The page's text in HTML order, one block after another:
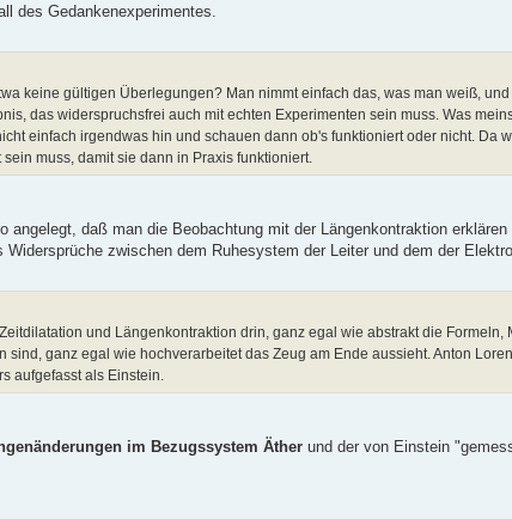
des Gedankenexperimentes.
keine gültigen Überlegungen? Man nimmt einfach das, was man weiß,
das widerspruchsfrei auch mit echten Experimenten sein muss. Was
einfach irgendwas hin und schauen dann ob's funktioniert oder nicht. Da
muss, damit sie dann in Praxis funktioniert.
angelegt, daß man die Beobachtung mit der Längenkontraktion
zwischen dem Ruhesystem der Leiter und dem der
und Längenkontraktion drin, ganz egal wie abstrakt die
sind, ganz egal wie hochverarbeitet das Zeug am Ende aussieht. Anton
aufgefasst als Einstein.
im Bezugssystem Äther und der von Einstein